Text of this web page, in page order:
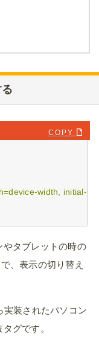
width, initial-
COPY
タブレットの時の
、表示の切り替え
実装されたパソコン
グです。